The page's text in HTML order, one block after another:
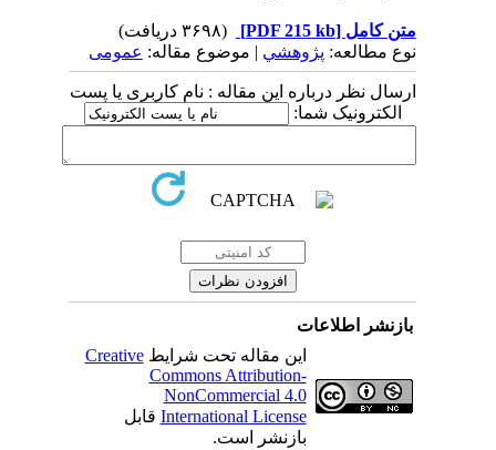
متن کامل[PDF 215 kb]
نوع مطالعه:پژوهشي| موضوع مقاله:عمومى
ارسال نظر درباره این مقاله : نام کاربری یا پست
الکترونیک شما:
بازنشر اطلاعات
این مقاله تحت شرایطCreative
Commons Attribution-
NonCommercial 4.0
International Licenseقابل
بازنشر است.